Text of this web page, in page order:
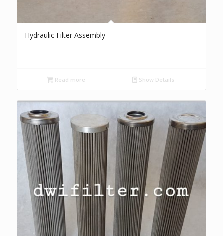
Hydraulic Filter Assembly
Read more Show Details